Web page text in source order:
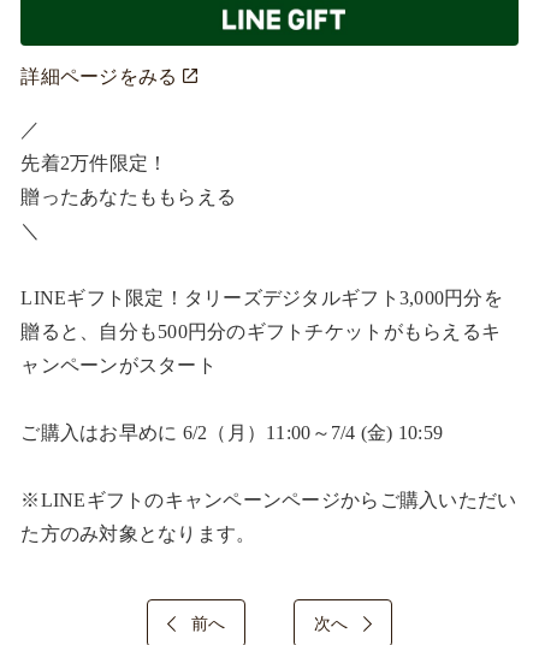
詳細ページをみる
／ ​
先着2万件限定！​
贈ったあなたももらえる ​
＼ ​
LINEギフト限定！タリーズデジタルギフト3,000円分を
贈ると、自分も500円分のギフトチケットがもらえるキ
ャンペーンがスタート​
ご購入はお早めに 6/2（月）11:00～7/4 (金) 10:59​
※LINEギフトのキャンペーンページからご購入いただい
た方のみ対象となります。​
前へ 次へ